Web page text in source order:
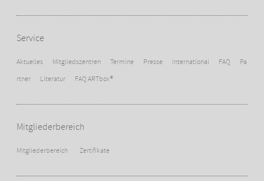
Service
Aktuelles Mitgliedszentren Termine Presse International FAQ
Pa
rtner
Literatur FAQ ARTbox®
Mitgliederbereich
Mitgliederbereich Zertifikate